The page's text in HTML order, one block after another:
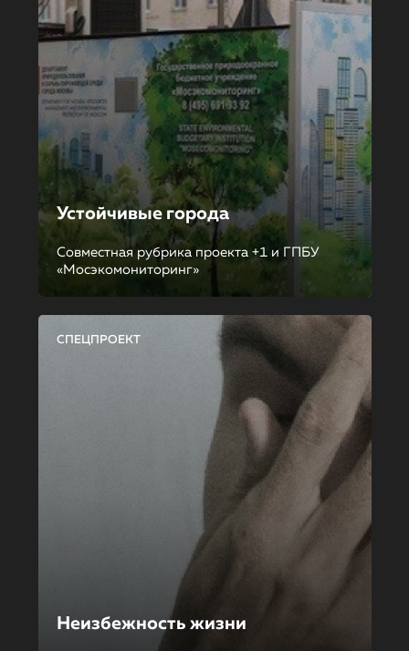
Устойчивые города
Совместная рубрика проекта +1 и ГПБУ
«Мосэкомониторинг»
СПЕЦПРОЕКТ
Неизбежность жизни